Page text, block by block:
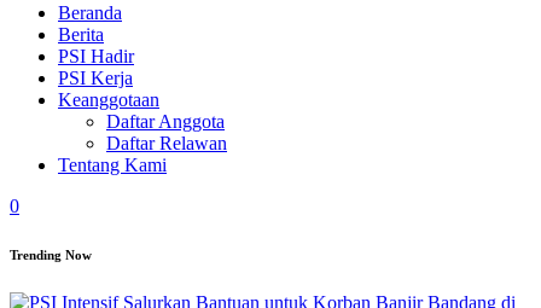
Beranda
Berita
PSI Hadir
PSI Kerja
Keanggotaan
Daftar Anggota
Daftar Relawan
Tentang Kami
0
Trending Now